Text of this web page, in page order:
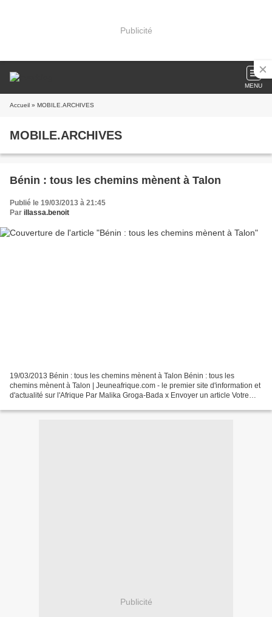
Publicité
MENU
Accueil » MOBILE.ARCHIVES
MOBILE.ARCHIVES
Bénin : tous les chemins mènent à Talon
Publié le 19/03/2013 à 21:45
Par illassa.benoit
19/03/2013 Bénin : tous les chemins mènent à Talon Bénin : tous les
chemins mènent à Talon | Jeuneafrique.com - le premier site d'information et
d'actualité sur l'Afrique Par Malika Groga-Bada x Envoyer un article Votre
Publicité